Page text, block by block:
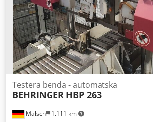
linija je idealna za trgovinu čelikom,
metalostrugarstvo. Csdpfszdq Hmex
rezovi sa obe strane, transport materijala
Malsch 1.111 km
Testera benda - automatska
BEHRINGER HBP 263